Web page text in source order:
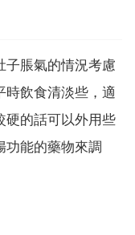
子脹氣的情況考慮
時飲食清淡些，適
硬的話可以外用些
功能的藥物來調